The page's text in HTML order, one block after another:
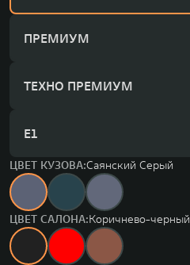
ПРЕМИУМ
ТЕХНО ПРЕМИУМ
Е1
ЦВЕТ КУЗОВА:Саянский Серый
ЦВЕТ САЛОНА:Коричнево-черный